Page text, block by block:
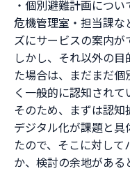
・個別避難計画につ
危機管理室・担当課な
ズにサービスの案内が
しかし、それ以外の
た場合は、まだまだ
く一般的に認知されて
そのため、まずは認
デジタル化が課題と
たので、そこに対して
か、検討の余地がある